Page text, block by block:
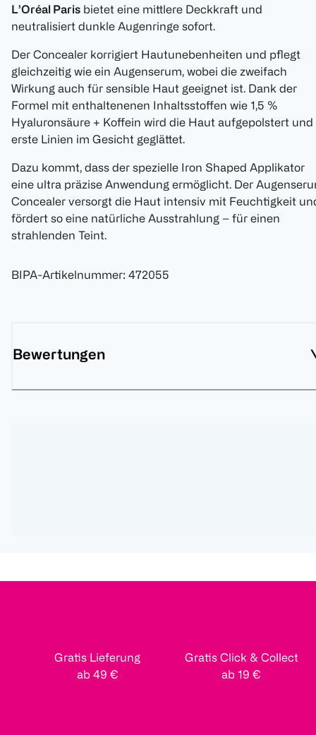
L’Oréal Paris bietet eine mittlere Deckkraft und
neutralisiert dunkle Augenringe sofort.
Der Concealer korrigiert Hautunebenheiten und pflegt
gleichzeitig wie ein Augenserum, wobei die zweifach
Wirkung auch für sensible Haut geeignet ist. Dank der
Formel mit enthaltenenen Inhaltsstoffen wie 1,5 %
Hyaluronsäure + Koffein wird die Haut aufgepolstert und
erste Linien im Gesicht geglättet.
Dazu kommt, dass der spezielle Iron Shaped Applikator
eine ultra präzise Anwendung ermöglicht. Der
Concealer versorgt die Haut intensiv mit Feuchtigkeit
fördert so eine natürliche Ausstrahlung – für einen
strahlenden Teint.
BIPA-Artikelnummer: 472055
Bewertungen
Gratis Lieferung
ab 49 €
Gratis Click & Collect
ab 19 €